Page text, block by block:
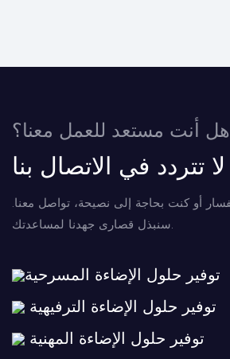
هل أنت مستعد للعمل معنا؟
لا تتردد في الاتصال بنا
أو كنت بحاجة إلى نصيحة، تواصل معنا.
توفير حلول الإضاءة المسرحية
توفير حلول الإضاءة الترفيهية
توفير حلول الإضاءة المهنية